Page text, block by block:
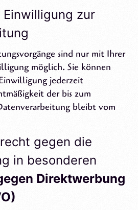
zur
sind nur mit Ihrer
möglich. Sie können
jederzeit
der bis zum
bleibt vom
gegen die
in besonderen
Direktwerbung